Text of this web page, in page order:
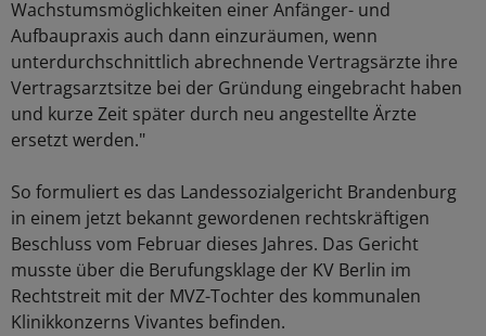
Wachstumsmöglichkeiten einer Anfänger- und
Aufbaupraxis auch dann einzuräumen, wenn
unterdurchschnittlich abrechnende Vertragsärzte ihre
Vertragsarztsitze bei der Gründung eingebracht haben
und kurze Zeit später durch neu angestellte Ärzte
ersetzt werden."
So formuliert es das Landessozialgericht Brandenburg
in einem jetzt bekannt gewordenen rechtskräftigen
Beschluss vom Februar dieses Jahres. Das Gericht
musste über die Berufungsklage der KV Berlin im
Rechtstreit mit der MVZ-Tochter des kommunalen
Klinikkonzerns Vivantes befinden.